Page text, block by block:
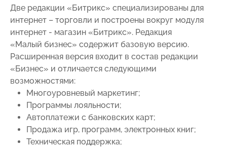
Две редакции «Битрикс» специализированы для
интернет – торговли и построены вокруг модуля
интернет - магазин «Битрикс». Редакция
«Малый бизнес» содержит базовую версию.
Расширенная версия входит в состав редакции
«Бизнес» и отличается следующими
возможностями:
Многоуровневый маркетинг;
Программы лояльности;
Автоплатежи с банковских карт;
Продажа игр, программ, электронных книг;
Техническая поддержка;